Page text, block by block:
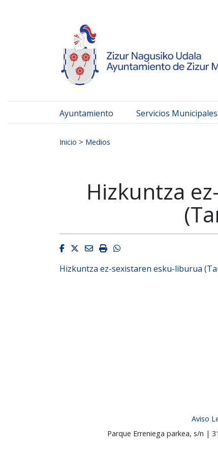
Ayuntamiento Servicios Municipales
Inicio > Medios
Hizkuntza
Facebook
Twitter
EmailImprimirWhatsapp
Hizkuntza ez-sexistaren esku-liburua
Aviso
Parque Erreniega parkea, s/n |